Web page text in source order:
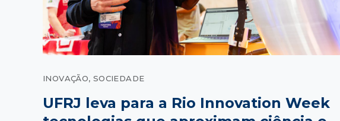
INOVAÇÃO, SOCIEDADE
UFRJ leva para a Rio Innovation Week